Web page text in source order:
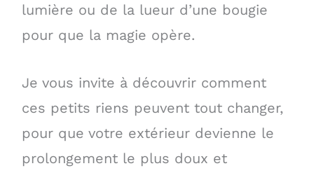
lumière ou de la lueur d’une bougie
pour que la magie opère.
Je vous invite à découvrir comment
ces petits riens peuvent tout changer,
pour que votre extérieur devienne le
prolongement le plus doux et